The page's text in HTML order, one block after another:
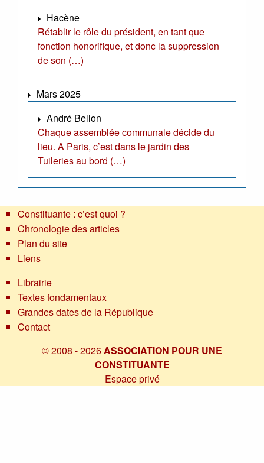
Hacène
Rétablir le rôle du président, en tant que
fonction honorifique, et donc la suppression
de son (…)
Mars 2025
André Bellon
Chaque assemblée communale décide du
lieu. A Paris, c’est dans le jardin des
Tuileries au bord (…)
Constituante : c’est quoi ?
Chronologie des articles
Plan du site
Liens
Librairie
Textes fondamentaux
Grandes dates de la République
Contact
© 2008 - 2026ASSOCIATION POUR UNE
CONSTITUANTE
Espace privé